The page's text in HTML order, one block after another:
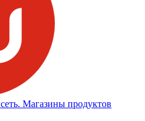
Магазины продуктов